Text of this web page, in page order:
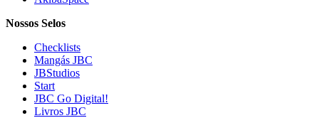
Nossos Selos
Checklists
Mangás JBC
JBStudios
Start
JBC Go Digital!
Livros JBC